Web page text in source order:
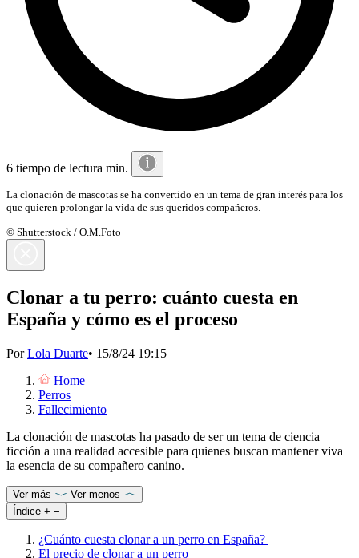
6 tiempo de lectura min.
La clonación de mascotas se ha convertido en un tema de gran interés para los
que quieren prolongar la vida de sus queridos compañeros.
© Shutterstock / O.M.Foto
Clonar a tu perro: cuánto cuesta en
España y cómo es el proceso
PorLola Duarte• 15/8/24 19:15
Home
Perros
Fallecimiento
La clonación de mascotas ha pasado de ser un tema de ciencia
ficción a una realidad accesible para quienes buscan mantener viva
la esencia de su compañero canino.
Ver más
Ver menos
Índice + −
¿Cuánto cuesta clonar a un perro en España?
El precio de clonar a un perro